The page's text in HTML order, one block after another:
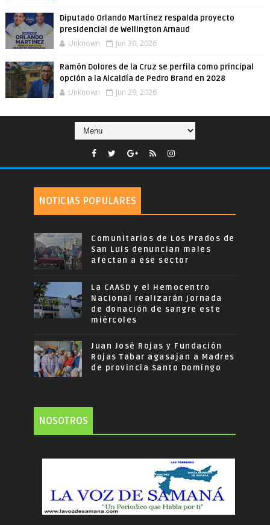
Diputado Orlando Martínez respalda proyecto
presidencial de Wellington Arnaud
Unknown Jun 30, 2026
Ramón Dolores de la Cruz se perfila como principal
opción a la Alcaldía de Pedro Brand en 2028
Unknown Jun 29, 2026
NOTICIAS POPULARES
Comunitarios de Los Prados de
San Luis denuncian males
afectan a ese sector
La CAASD y el Hemocentro
Nacional realizarán jornada
de donación de sangre este
miércoles
Juan José Rojas y Fundación
Rojas Tabar agasajan a Madres
de provincia Santo Domingo
NOSOTROS